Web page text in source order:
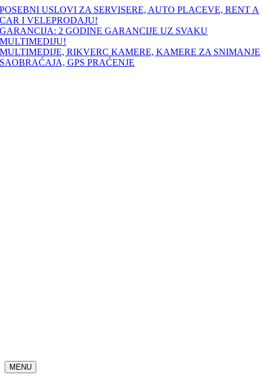
Skip
to
content
POSEBNI USLOVI ZA SERVISERE, AUTO PLACEVE, RENT A
CAR I VELEPRODAJU!
GARANCIJA: 2 GODINE GARANCIJE UZ SVAKU
MULTIMEDIJU!
MULTIMEDIJE, RIKVERC KAMERE, KAMERE ZA SNIMANJE
SAOBRAĆAJA, GPS PRAĆENJE
MENU